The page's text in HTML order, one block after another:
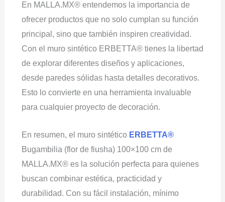
En MALLA.MX® entendemos la importancia de
ofrecer productos que no solo cumplan su función
principal, sino que también inspiren creatividad.
Con el muro sintético ERBETTA® tienes la libertad
de explorar diferentes diseños y aplicaciones,
desde paredes sólidas hasta detalles decorativos.
Esto lo convierte en una herramienta invaluable
para cualquier proyecto de decoración.
En resumen, el muro sintético ERBETTA®
Bugambilia (flor de fiusha) 100×100 cm de
MALLA.MX® es la solución perfecta para quienes
buscan combinar estética, practicidad y
durabilidad. Con su fácil instalación, mínimo